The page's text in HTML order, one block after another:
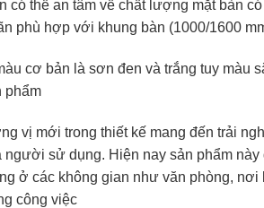
có thể an tâm về chất lượng mặt bàn
phù hợp với khung bàn (1000/1600
cơ bản là sơn đen và trắng tuy màu
phẩm
vị mới trong thiết kế mang đến trải
người sử dụng. Hiện nay sản phẩm
ở các không gian như văn phòng,
công việc